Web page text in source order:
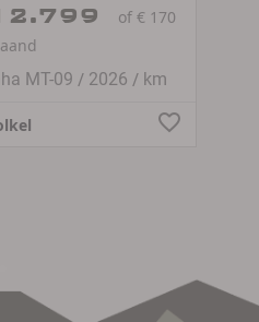
of € 170
MT-09 / 2026 / km